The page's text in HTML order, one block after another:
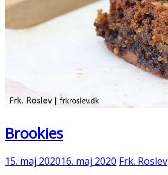
Brookies
15. maj 202016. maj 2020 Frk. Roslev